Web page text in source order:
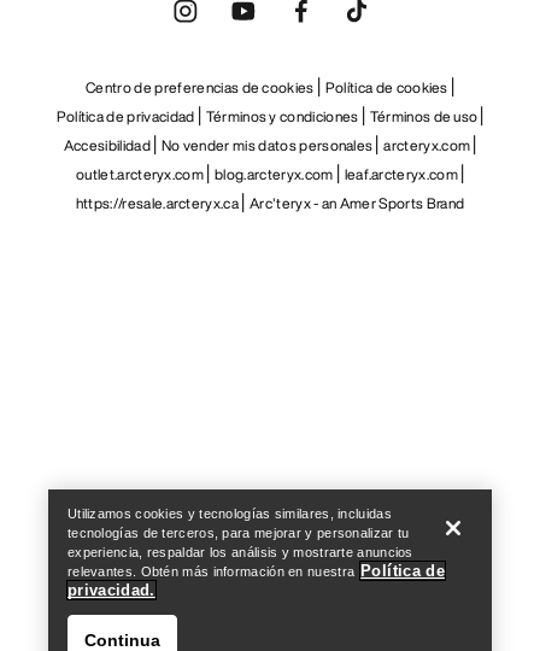
Help
Centro de preferencias de cookies Política de cookies
Política de privacidad Términos y condiciones Términos de uso
Accesibilidad No vender mis datos personales arcteryx.com
outlet.arcteryx.com blog.arcteryx.com leaf.arcteryx.com
https://resale.arcteryx.ca Arc'teryx - an Amer Sports Brand
Utilizamos cookies y tecnologías similares, incluidas
tecnologías de terceros, para mejorar y personalizar tu
experiencia, respaldar los análisis y mostrarte anuncios
relevantes. Obtén más información en nuestra Política de
privacidad.
Continua